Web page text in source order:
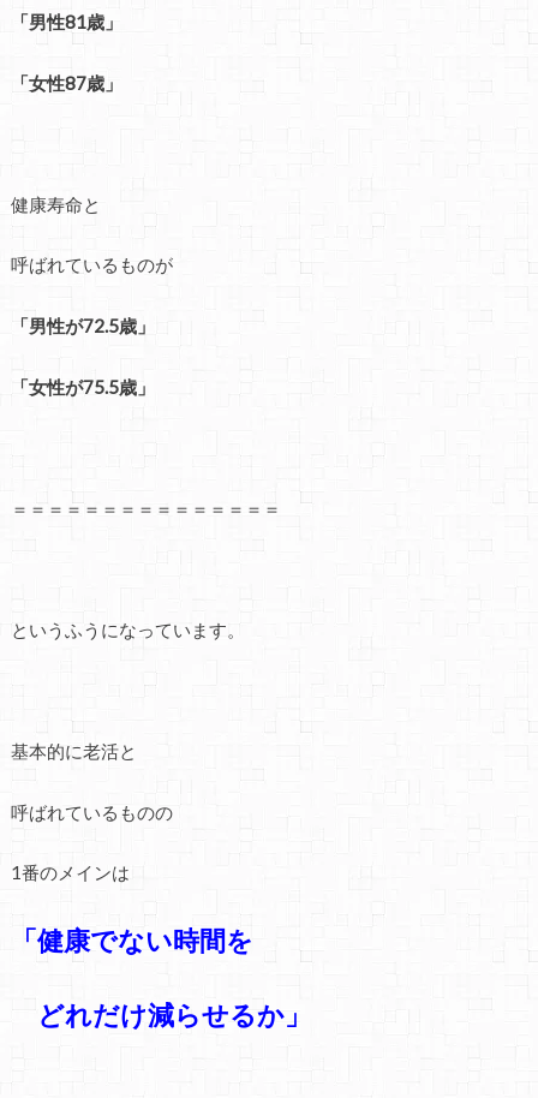
「男性81歳」
「女性87歳」
健康寿命と
呼ばれているものが
「男性が72.5歳」
「女性が75.5歳」
＝＝＝＝＝＝＝＝＝＝＝＝＝＝＝
というふうになっています。
基本的に老活と
呼ばれているものの
1番のメインは
「健康でない時間を
どれだけ減らせるか」